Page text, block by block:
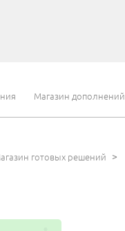
Магазин дополнений
готовых решений >